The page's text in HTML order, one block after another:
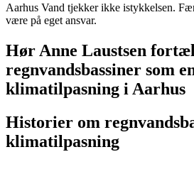
Aarhus Vand tjekker ikke istykkelsen.
være på eget ansvar.
Hør Anne Laustsen
regnvandsbassiner som
klimatilpasning i Aarhus
Historier om
klimatilpasning